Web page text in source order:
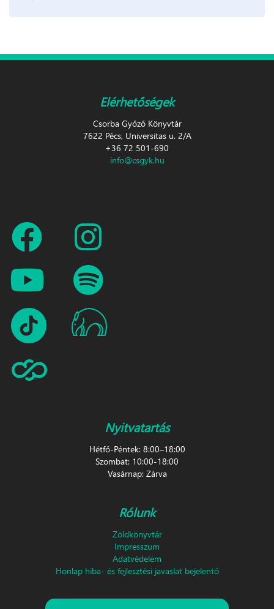
Elérhetőségek
Csorba Győző Könyvtár
7622 Pécs, Universitas u. 2/A
+36 72 501-690
info@csgyk.hu
Nyitvatartás
Hétfő-Péntek: 8:00–18:00
Szombat: 10:00-18:00
Vasárnap: Zárva
Rólunk
Zöldkönyvtár
Impresszum
Adatvédelem
Honlap hiba- és fejlesztési javaslat bejelentő